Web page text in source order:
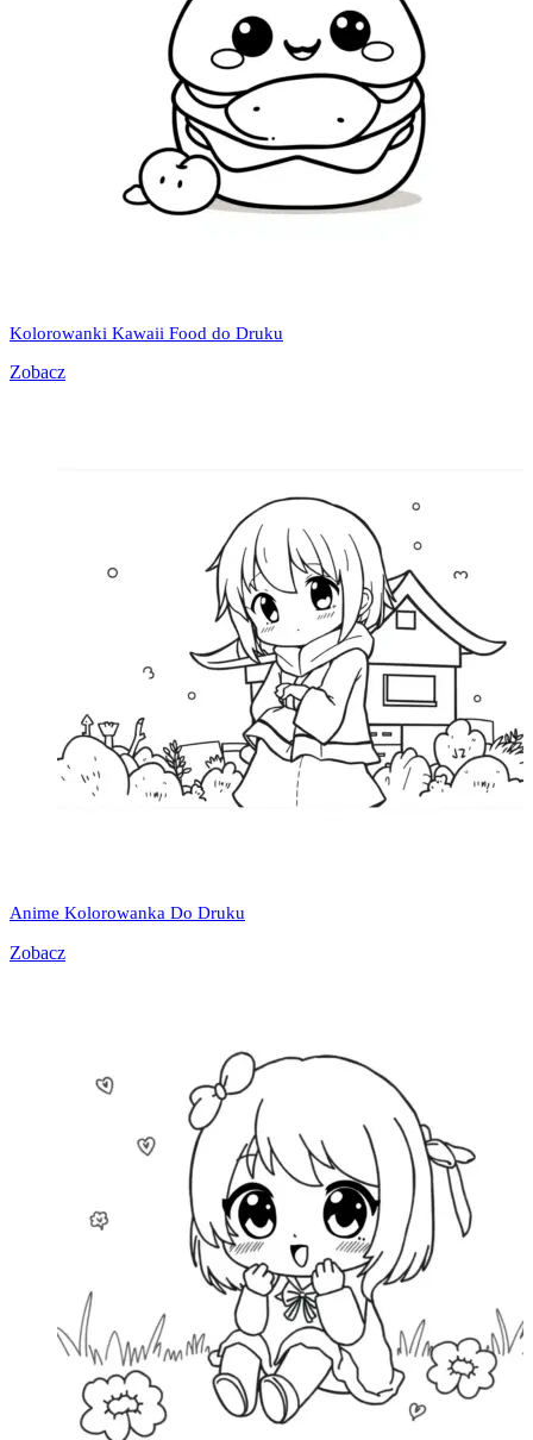
Kolorowanki Kawaii Food do Druku
Zobacz
Anime Kolorowanka Do Druku
Zobacz